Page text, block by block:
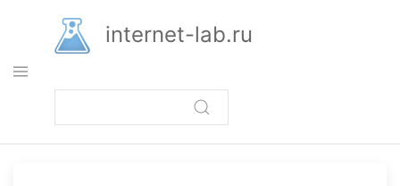
основному
содержанию
internet-lab.ru